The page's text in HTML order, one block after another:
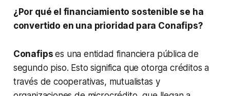
¿Por qué el financiamiento sostenible se ha
convertido en una prioridad para Conafips?
Conafipses una entidad financiera pública de
segundo piso. Esto significa que otorga créditos a
través de cooperativas, mutualistas y